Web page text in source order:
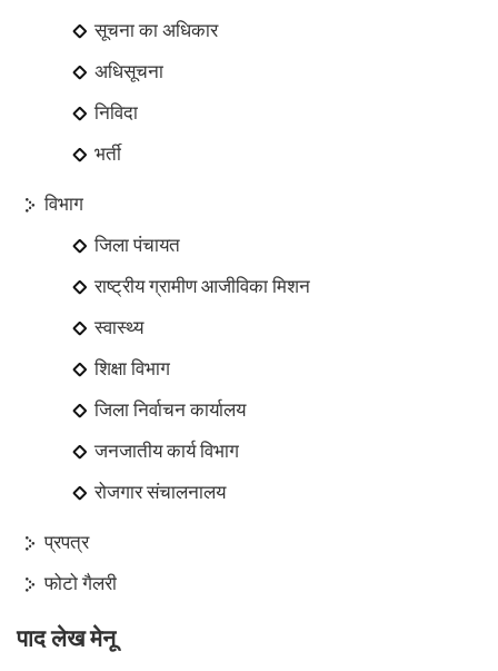
सूचना का अधिकार
अधिसूचना
निविदा
भर्ती
विभाग
जिला पंचायत
राष्ट्रीय ग्रामीण आजीविका मिशन
स्वास्थ्य
शिक्षा विभाग
जिला निर्वाचन कार्यालय
जनजातीय कार्य विभाग
रोजगार संचालनालय
प्रपत्र
फोटो गैलरी
पाद लेख मेनू